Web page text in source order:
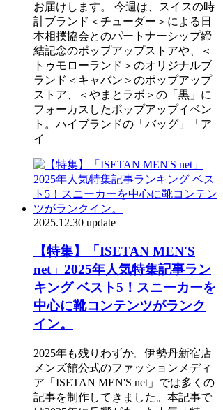
お届けします。 今週は、スイスの時
計ブランド＜チューダー＞による日
本相撲協会とのパートナーシップ締
結記念のポップアップストアや、＜
トゥモローランド＞のオリジナルブ
ランド＜キャバン＞のポップアップ
ストア、＜やまとラボ＞の「黒」に
フォーカスしたポップアップイベン
ト。ハイブランドの「バッグ」「ア
イ
2025.12.30 update
【特集】「ISETAN MEN'S
net」2025年人気特集記事ラン
キング ベスト5！スニーカーを
中心に靴コンテンツがランク
イン。
2025年も残りわずか。伊勢丹新宿店
メンズ館公式のファッションメディ
ア「ISETAN MEN'S net」では多くの
記事を制作してきました。本記事で